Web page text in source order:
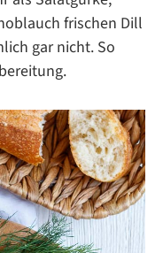
frischen Dill
gar nicht. So